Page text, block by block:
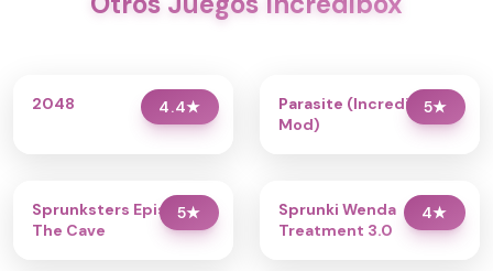
4.4★
2048 5★
Parasite (Incredibox
Mod)
5★
Sprunksters Episode 2:
The Cave
4★
Sprunki Wenda
Treatment 3.0